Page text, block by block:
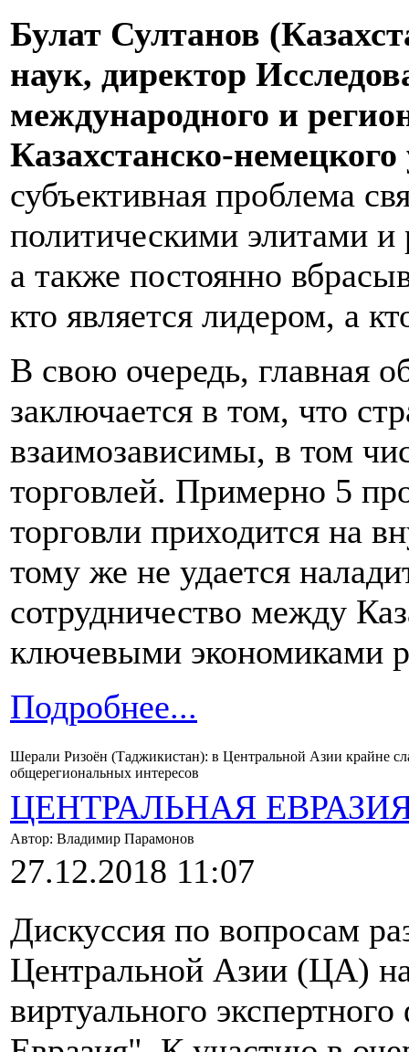
Булат Султанов
наук, директор
международного и
Казахстанско-
субъективная проблема
политическими элитами и
а также постоянно
кто является лидером, а
В свою очередь, главная
заключается в том, что
взаимозависимы, в том
торговлей. Примерно 5
торговли приходится на
тому же не удается
сотрудничество между
ключевыми экономиками
Подробнее...
Шерали Ризоён (Таджикистан): в Центральной Азии крайне
общерегиональных интересов
ЦЕНТРАЛЬНАЯ
Автор: Владимир Парамонов
27.12.2018 11:07
Дискуссия по вопросам
Центральной Азии (ЦА)
виртуального